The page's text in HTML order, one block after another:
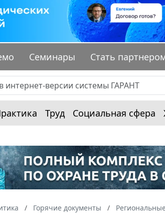
Семинары Стать
Труд Социальная сфера
Горячие документы